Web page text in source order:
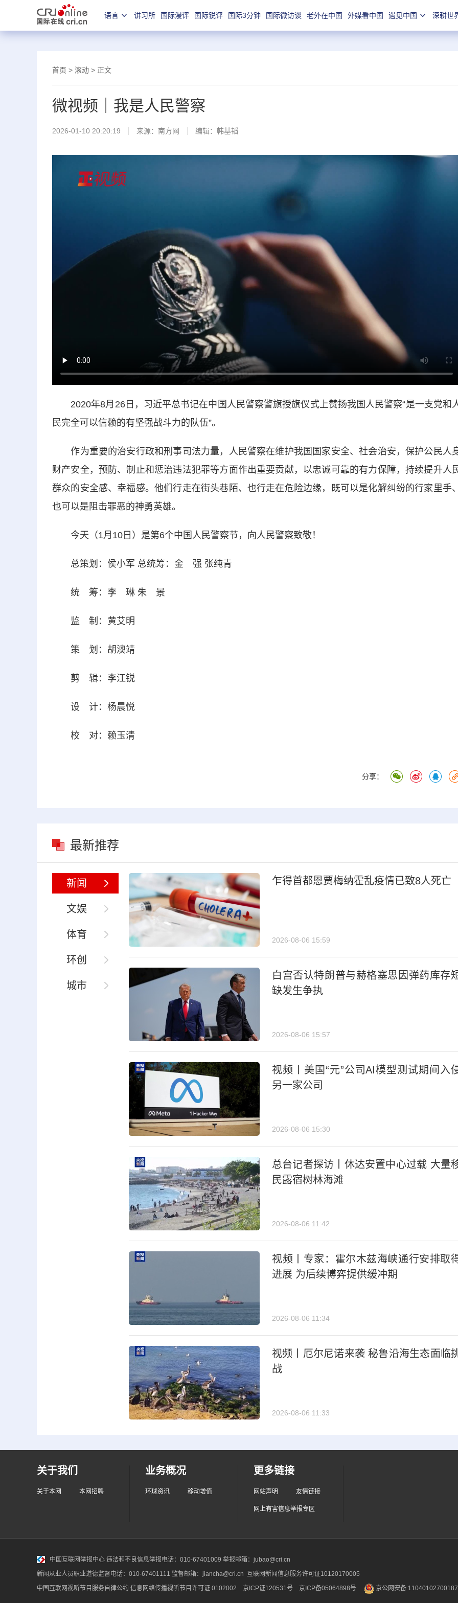
语言 讲习所 国际漫评 国际锐评 国际3分钟 国际微访谈 老外在中国 外媒看中国 遇见中国 深耕世
首页 > 滚动 > 正文
微视频｜我是人民警察
2026-01-10 20:20:19 来源： 南方网 编辑：韩基韬
2020年8月26日，习近平总书记在中国人民警察警旗授旗仪式上赞扬我国人民警察“是一支党和
民完全可以信赖的有坚强战斗力的队伍”。
作为重要的治安行政和刑事司法力量，人民警察在维护我国国家安全、社会治安，保护公民人
财产安全，预防、制止和惩治违法犯罪等方面作出重要贡献，以忠诚可靠的有力保障，持续提升人
群众的安全感、幸福感。他们行走在街头巷陌、也行走在危险边缘，既可以是化解纠纷的行家里手
也可以是阻击罪恶的神勇英雄。
今天（1月10日）是第6个中国人民警察节，向人民警察致敬！
总策划：侯小军 总统筹：金 强 张纯青
统 筹：李 琳 朱 景
监 制：黄艾明
策 划：胡澳靖
剪 辑：李江锐
设 计：杨晨悦
校 对：赖玉清
分享：
最新推荐
新闻
文娱
体育
环创
城市
乍得首都恩贾梅纳霍乱疫情已致8人死亡
2026-08-06 15:59
白宫否认特朗普与赫格塞思因弹药库存
缺发生争执
2026-08-06 15:57
视频丨美国“元”公司AI模型测试期间入
另一家公司
2026-08-06 15:30
总台记者探访丨休达安置中心过载 大量
民露宿树林海滩
2026-08-06 11:42
视频丨专家：霍尔木兹海峡通行安排取
进展 为后续博弈提供缓冲期
2026-08-06 11:34
视频丨厄尔尼诺来袭 秘鲁沿海生态面临
战
2026-08-06 11:33
关于我们
关于本网 本网招聘
业务概况
环球资讯 移动增值
更多链接
网站声明 友情链接
网上有害信息举报专区
中国互联网举报中心 违法和不良信息举报电话：010-67401009 举报邮箱：jubao@cri.cn
新闻从业人员职业道德监督电话：010-67401111 监督邮箱：jiancha@cri.cn 互联网新闻信息服务许可证10120170005
中国互联网视听节目服务自律公约 信息网络传播视听节目许可证 0102002 京ICP证120531号 京ICP备05064898号 京公网安备